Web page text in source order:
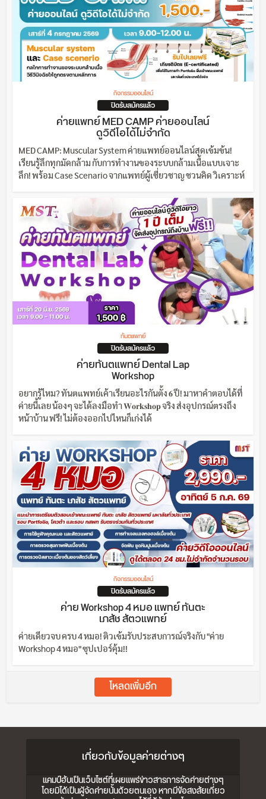
กิจกรรมออนไลน์
ปิดรับสมัครแล้ว
ค่ายแพทย์ MED CAMP ค่ายออนไลน์
ดูวิดีโอได้ไม่จำกัด
MED CAMP: Muscular System ค่ายแพทย์ออนไลน์สุดเข้มข้น!
เรียนรู้ลึกทุกมัดกล้าม กับการทำงานของระบบกล้ามเนื้อแบบเจาะ
ลึก! พร้อม Case Scenario จากแพทย์ผู้เชี่ยวชาญ ชวนคิด วิเคราะห์
ทันตแพทย์
ปิดรับสมัครแล้ว
ค่ายทันตแพทย์ Dental Lap
Workshop
อยากรู้ไหม? ทันตแพทย์เค้าเรียนอะไรกันตั้ง 𝟔 ปี! มาหาคำตอบได้ที่
ค่ายนี้เลย น้องๆ จะได้ลงมือทำ 𝐖𝐨𝐫𝐤𝐬𝐡𝐨𝐩 จริง ส่งอุปกรณ์ตรงถึง
หน้าบ้าน ฟรี! ไม่ต้องออกไปไหนก็เก่งได้
กิจกรรมออนไลน์
ปิดรับสมัครแล้ว
ค่าย Workshop 4 หมอ แพทย์ ทันตะ
เภสัช สัตวแพทย์
ค่ายเดียวจบ ครบ 4 หมอ! ติวเข้มรับประสบการณ์จริงกับ "ค่าย
Workshop 4 หมอ" ซุปเปอร์คุ้ม!!
โหลดเพิ่มอีก
เกี่ยวกับข้อมูลค่ายต่างๆ
แคมป์ฮับเป็นเว็บไซต์ที่เผยแพร่ข่าวสารการจัดค่ายต่างๆ
โดยมิได้เป็นผู้จัดค่ายนั้นด้วยตนเอง หากมีข้อสงสัยเกี่ยว